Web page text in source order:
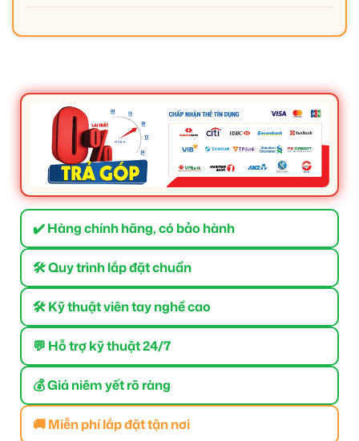
✔️ Hàng chính hãng, có bảo hành
🛠 Quy trình lắp đặt chuẩn
🛠 Kỹ thuật viên tay nghề cao
💬 Hỗ trợ kỹ thuật 24/7
💰 Giá niêm yết rõ ràng
🚚 Miễn phí lắp đặt tận nơi